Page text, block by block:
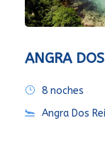
ANGRA
8 noches
Angra Dos